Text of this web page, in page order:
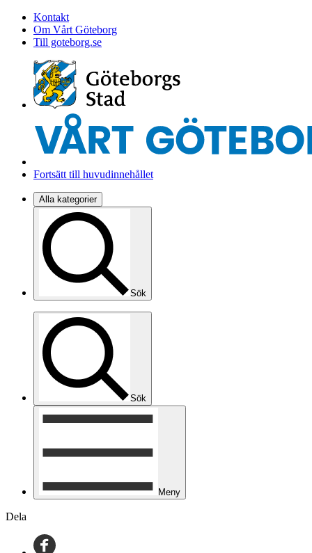
Kontakt
Om Vårt Göteborg
Till goteborg.se
Fortsätt till huvudinnehållet
Alla kategorier
Sök
Sök
Meny
Dela